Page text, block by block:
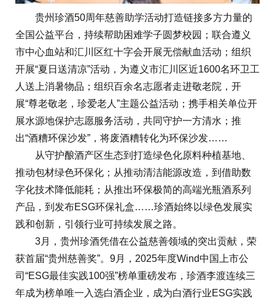
贵州珍酒50周年慈善助学活动打造链接多方力量的
全国公益平台，持续帮助困难学子圆梦校园；联合遵义
市中心血站和汇川区红十字会开展无偿献血活动；组织
开展“夏日送清凉”活动，为遵义市汇川区近1600名环卫工
人送上消暑物品；组织百余名志愿者走进敬老院，开
展“尊老敬老，珍爱老人”主题公益活动；携手相关单位开
展水源地保护志愿服务活动，共同守护一方清水；推
出“酒糟环保沙发”，将废酒糟转化为环保沙发……
从守护酿酒产区生态到打造绿色化原料种植基地、
推动包材绿色环保化；从推动清洁能源改造，到借助数
字化技术降低能耗；从推出环保极简的高端光瓶酒系列
产品，到发布ESG环保礼盒……珍酒始终以绿色发展实
践和创新，引领行业可持续发展之路。
3月，贵州珍酒凭借在公益慈善领域的突出贡献，荣
获首届“贵州慈善奖”。9月，2025年度Wind中国上市公
司“ESG最佳实践100强”榜单重磅发布，珍酒李渡连续三
年成为榜单唯一入选白酒企业，成为白酒行业ESG实践